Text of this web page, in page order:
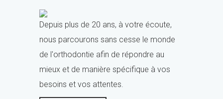
Depuis plus de 20 ans, à votre écoute,
nous parcourons sans cesse le monde
de l'orthodontie afin de répondre au
mieux et de manière spécifique à vos
besoins et vos attentes.